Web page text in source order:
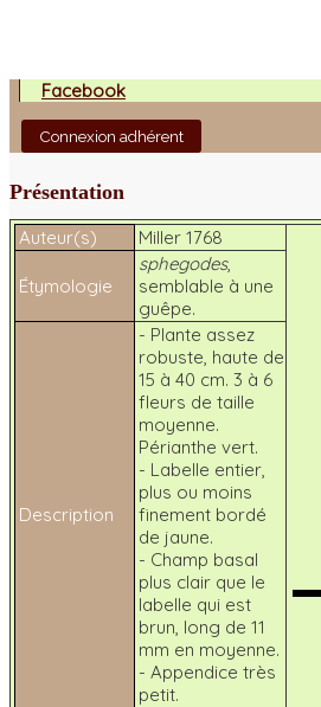
Facebook
Connexion adhérent
Présentation
Auteur(s) Miller 1768
Étymologie
sphegodes,
semblable à une
guêpe.
Description
- Plante assez
robuste, haute de
15 à 40 cm. 3 à 6
fleurs de taille
moyenne.
Périanthe vert.
- Labelle entier,
plus ou moins
finement bordé
de jaune.
- Champ basal
plus clair que le
labelle qui est
brun, long de 11
mm en moyenne.
- Appendice très
petit.